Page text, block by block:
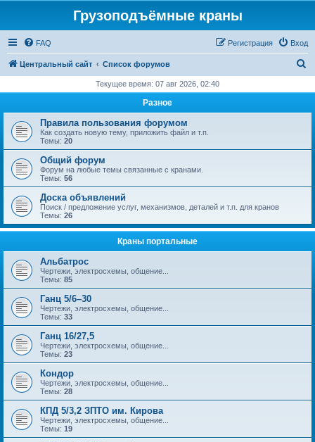
Грузоподъёмные краны
FAQ Вход
Регистрация
Центральный сайт Список форумов
с
Текущее время: 07 авг 2026, 02:40
Разное
Правила пользования форумом
Как создать новую тему, приложить файл и т.п.
Темы: 20
Общий форум
Форум на любые темы связанные с кранами.
Темы: 56
Доска объявлений
Поиск / предложение услуг, механизмов, деталей и т.п. для кранов
Темы: 26
Краны портальные
Альбатрос
Чертежи, электросхемы, общение...
Темы: 85
Ганц 5/6–30
Чертежи, электросхемы, общение...
Темы: 33
Ганц 16/27,5
Чертежи, электросхемы, общение...
Темы: 23
Кондор
Чертежи, электросхемы, общение...
Темы: 28
КПД 5/3,2 ЗПТО им. Кирова
Чертежи, электросхемы, общение...
Темы: 19